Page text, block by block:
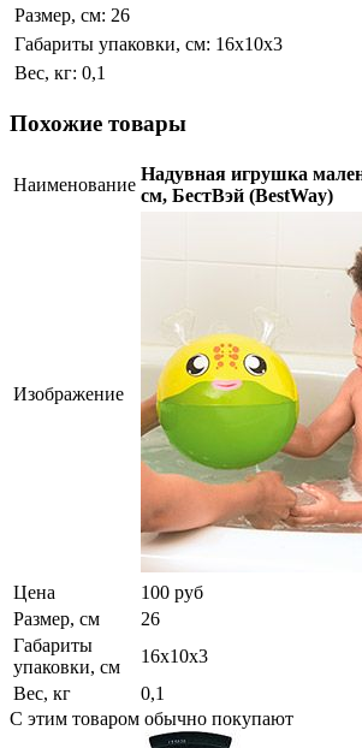
Размер, см: 26
Габариты упаковки, см: 16х10х3
Вес, кг: 0,1
Похожие товары
Наименование
Надувная игрушка
см, БестВэй (BestWay)
Изображение
Цена 100 руб
Размер, см
26
Габариты
упаковки, см
16х10х3
Вес, кг
0,1
С этим товаром обычно покупают